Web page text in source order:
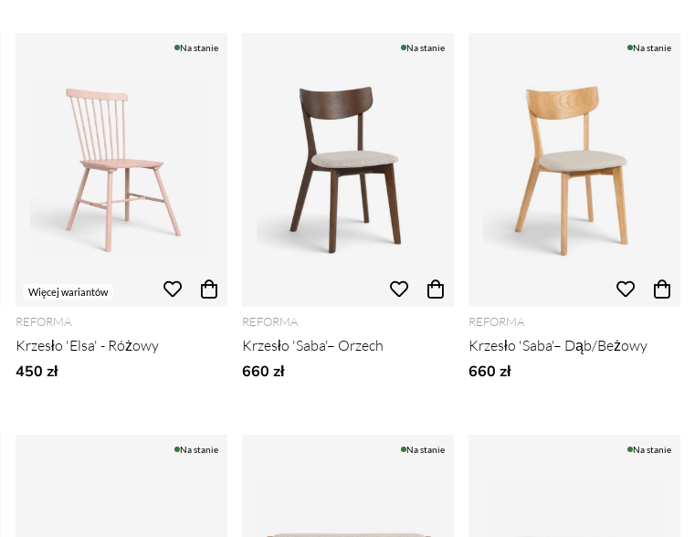
Więcej wariantów
Na stanie
REFORMA
Krzesło 'Elsa' - Różowy
450 zł
Na stanie
REFORMA
Krzesło 'Saba'– Orzech
660 zł
Na stanie
REFORMA
Krzesło 'Saba'– Dąb/Beżowy
660 zł
Na stanie Na stanie Na stanie